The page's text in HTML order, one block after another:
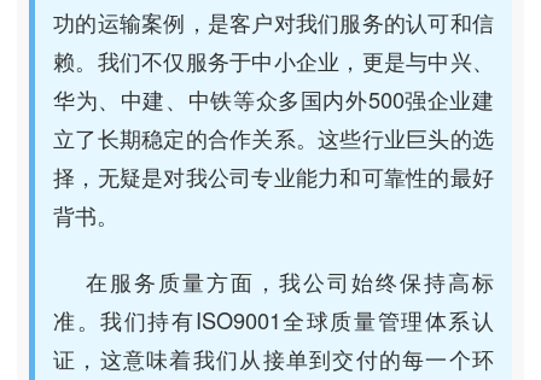
功的运输案例，是客户对我们服务的认可和信
赖。我们不仅服务于中小企业，更是与中兴、
华为、中建、中铁等众多国内外500强企业建
立了长期稳定的合作关系。这些行业巨头的选
择，无疑是对我公司专业能力和可靠性的最好
背书。
在服务质量方面，我公司始终保持高标
准。我们持有ISO9001全球质量管理体系认
证，这意味着我们从接单到交付的每一个环